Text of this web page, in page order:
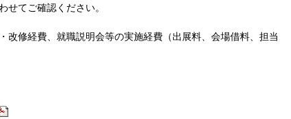
せてご確認ください。
修経費、就職説明会等の実施経費（出展料、会場借料、担当